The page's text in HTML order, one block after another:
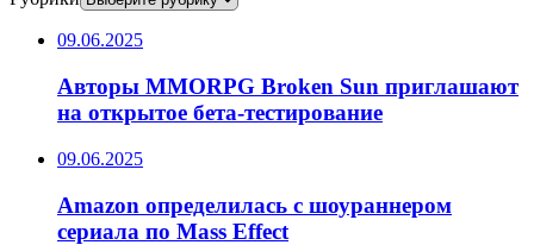
09.06.2025
Авторы MMORPG Broken Sun приглашают
на открытое бета-тестирование
09.06.2025
Amazon определилась с шоураннером
сериала по Mass Effect